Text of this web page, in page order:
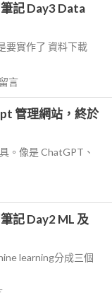
記 Day3 Data
要實作了 資料下載
言
管理網站，終於
。像是 ChatGPT、
記 Day2 ML 及
learning分成三個